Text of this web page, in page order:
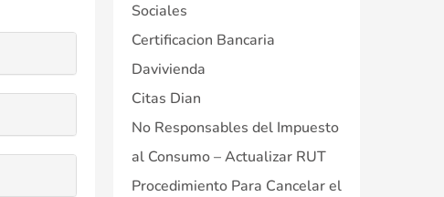
Sociales
Certificacion Bancaria
Davivienda
Citas Dian
No Responsables del Impuesto
al Consumo – Actualizar RUT
Procedimiento Para Cancelar el